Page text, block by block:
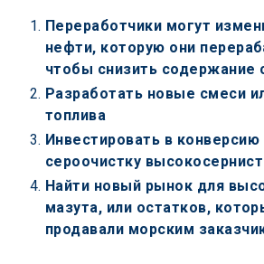
Переработчики могут
нефти, которую они
чтобы снизить содержание
Разработать новые смеси
топлива
Инвестировать в конверсию
сероочистку
Найти новый рынок для
мазута, или остатков,
продавали морским